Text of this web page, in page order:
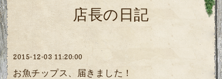
店長の日記
2015-12-03 11:20:00
お魚チップス、届きました！